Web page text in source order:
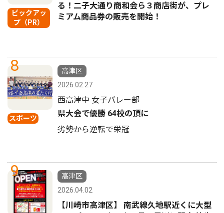
ピックアッ
プ（PR）
る！二子大通り商和会ら３商店街が、プレ
ミアム商品券の販売を開始！
8
スポーツ
高津区
2026.02.27
西高津中 女子バレー部
県大会で優勝 64校の頂に
劣勢から逆転で栄冠
9
高津区
2026.04.02
【川崎市高津区】 南武線久地駅近くに大型